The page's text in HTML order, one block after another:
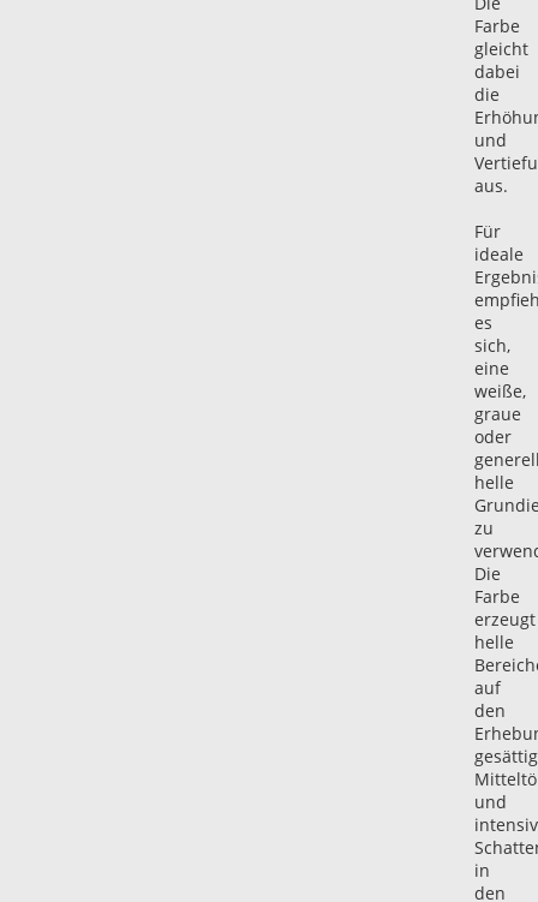
Farbe
gleicht
dabei
die
und
aus.
Für
ideale
es
sich,
eine
weiße,
graue
oder
helle
zu
Die
Farbe
erzeugt
helle
auf
den
und
in
den